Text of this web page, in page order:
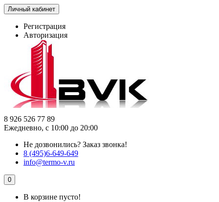
Личный кабинет
Регистрация
Авторизация
8 926 526 77 89
Ежедневно, с 10:00 до 20:00
Не дозвонились? Заказ звонка!
8 (495)6-649-649
info@termo-v.ru
0
В корзине пусто!